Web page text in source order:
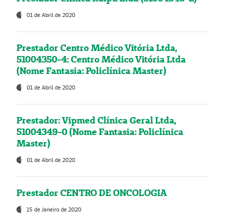
01 de Abril de 2020
Prestador Centro Médico Vitória Ltda,
51004350-4: Centro Médico Vitória Ltda
(Nome Fantasia: Policlínica Master)
01 de Abril de 2020
Prestador: Vipmed Clínica Geral Ltda,
51004349-0 (Nome Fantasia: Policlínica
Master)
01 de Abril de 2020
Prestador CENTRO DE ONCOLOGIA
15 de Janeiro de 2020